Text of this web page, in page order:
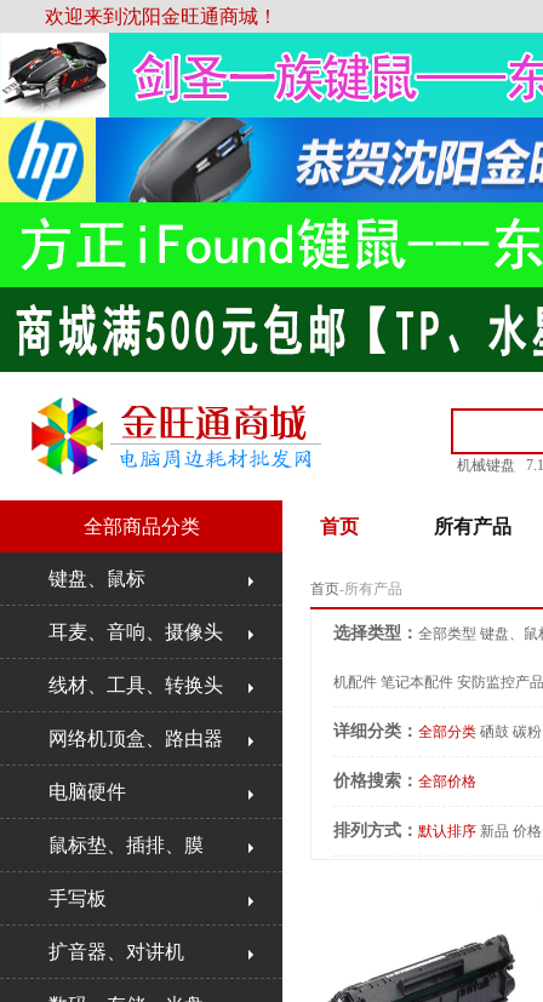
欢迎来到沈阳金旺通商城！
机械键盘
首页 所有产品
全部商品分类
键盘、鼠标
耳麦、音响、摄像头
线材、工具、转换头
网络机顶盒、路由器
电脑硬件
鼠标垫、插排、膜
手写板
扩音器、对讲机
首页-所有产品
选择类型： 全部类型 键盘、鼠
机配件 笔记本配件 安防监控产品
详细分类： 全部分类 硒鼓 碳粉
价格搜索： 全部价格
排列方式： 默认排序 新品 价